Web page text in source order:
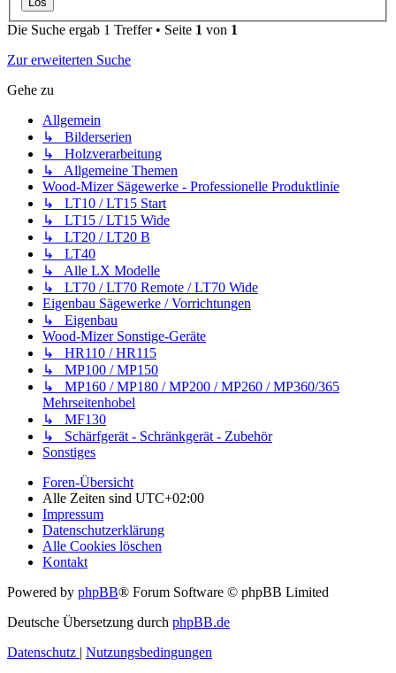
Die Suche ergab 1 Treffer • Seite 1 von 1
Zur erweiterten Suche
Gehe zu
Allgemein
↳ Bilderserien
↳ Holzverarbeitung
↳ Allgemeine Themen
Wood-Mizer Sägewerke - Professionelle Produktlinie
↳ LT10 / LT15 Start
↳ LT15 / LT15 Wide
↳ LT20 / LT20 B
↳ LT40
↳ Alle LX Modelle
↳ LT70 / LT70 Remote / LT70 Wide
Eigenbau Sägewerke / Vorrichtungen
↳ Eigenbau
Wood-Mizer Sonstige-Geräte
↳ HR110 / HR115
↳ MP100 / MP150
↳ MP160 / MP180 / MP200 / MP260 / MP360/365
Mehrseitenhobel
↳ MF130
↳ Schärfgerät - Schränkgerät - Zubehör
Sonstiges
Foren-Übersicht
Alle Zeiten sind UTC+02:00
Impressum
Datenschutzerklärung
Alle Cookies löschen
Kontakt
Powered by phpBB® Forum Software © phpBB Limited
Deutsche Übersetzung durch phpBB.de
Datenschutz
Nutzungsbedingungen